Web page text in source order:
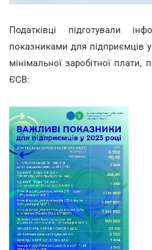
Податківці підготували
показниками для підприємців
мінімальної заробітної плати,
ЄСВ: